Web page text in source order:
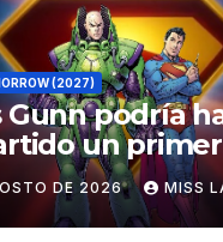
(2027)
Gunn podría
un
de Brainiac
DE 2026 MISS